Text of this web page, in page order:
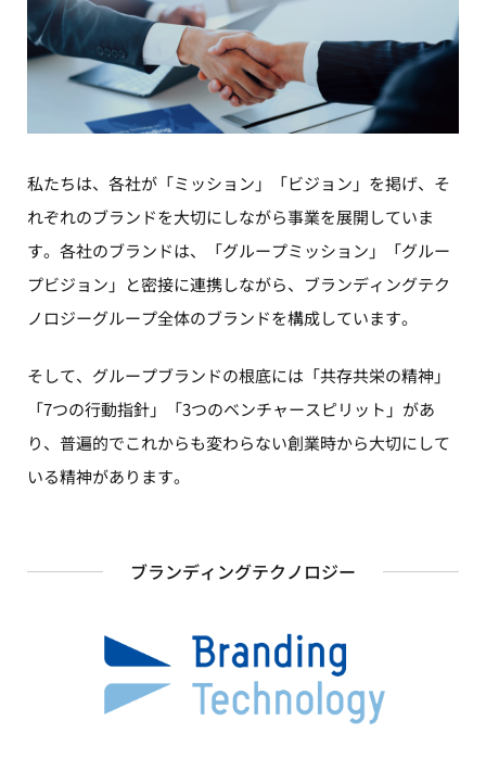
私たちは、各社が「ミッション」「ビジョン」を掲げ、そ
れぞれのブランドを大切にしながら事業を展開していま
す。各社のブランドは、「グループミッション」「グルー
プビジョン」と密接に連携しながら、ブランディングテク
ノロジーグループ全体のブランドを構成しています。
そして、グループブランドの根底には「共存共栄の精神」
「7つの行動指針」「3つのベンチャースピリット」があ
り、普遍的でこれからも変わらない創業時から大切にして
いる精神があります。
ブランディングテクノロジー